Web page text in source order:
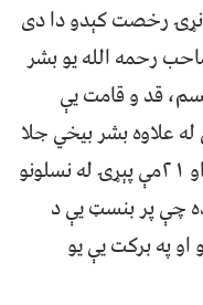
نړۍ رخصت کېدو دا دی
رحمه الله یو بشر
قد و قامت یې
علاوه بشر بیخي جلا
وې؛ هغه رحمه الله د ۱۹مې ۲۰مې او ۲۱مې پېړۍ له نسلونو
چې پر بنسټ یې د
په برکت یې یو